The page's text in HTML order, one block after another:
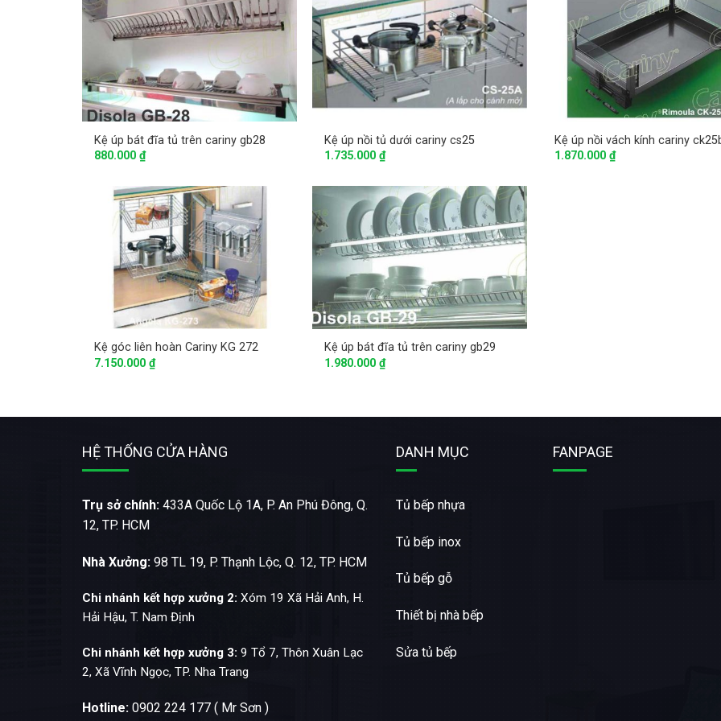
Kệ úp bát đĩa tủ trên cariny gb28
880.000 ₫
Kệ úp nồi tủ dưới cariny cs25
1.735.000₫
Kệ úp nồi vách kính cariny
1.870.000₫
Kệ góc liên hoàn Cariny KG 272
7.150.000 ₫
Kệ úp bát đĩa tủ trên cariny gb29
1.980.000₫
HỆ THỐNG CỬA HÀNG
Trụ sở chính: 433A Quốc Lộ 1A, P. An Phú Đông, Q.
12, TP. HCM
Nhà Xưởng: 98 TL 19, P. Thạnh Lộc, Q. 12, TP. HCM
Chi nhánh kết hợp xưởng 2: Xóm 19 Xã Hải Anh, H.
Hải Hậu, T. Nam Định
Chi nhánh kết hợp xưởng 3: 9 Tổ 7, Thôn Xuân Lạc
2, Xã Vĩnh Ngọc, TP. Nha Trang
Hotline: 0902 224 177 ( Mr Sơn )
DANH MỤC
Tủ bếp nhựa
Tủ bếp inox
Tủ bếp gỗ
Thiết bị nhà bếp
Sửa tủ bếp
FANPAGE